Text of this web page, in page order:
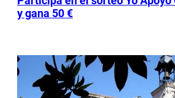
y gana 50 €